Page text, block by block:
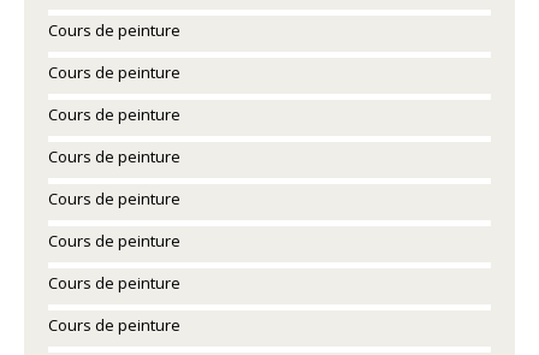
Cours de peinture
Cours de peinture
Cours de peinture
Cours de peinture
Cours de peinture
Cours de peinture
Cours de peinture
Cours de peinture